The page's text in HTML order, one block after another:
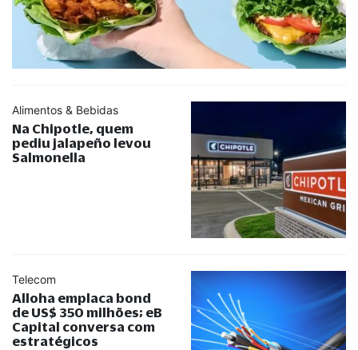
Alimentos & Bebidas
Na Chipotle, quem
pediu jalapeño levou
Salmonella
Telecom
Alloha emplaca bond
de US$ 350 milhões; eB
Capital conversa com
estratégicos